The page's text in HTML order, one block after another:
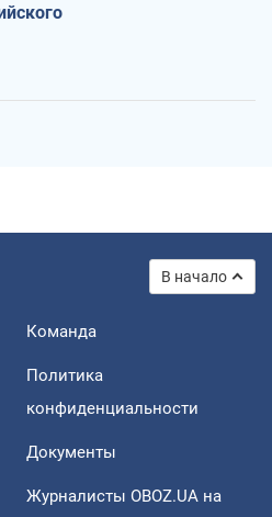
В начало
Команда
Политика
конфиденциальности
Документы
Журналисты OBOZ.UA на